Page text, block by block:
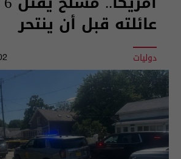
عائلته قبل أن ينتحر
دوليات